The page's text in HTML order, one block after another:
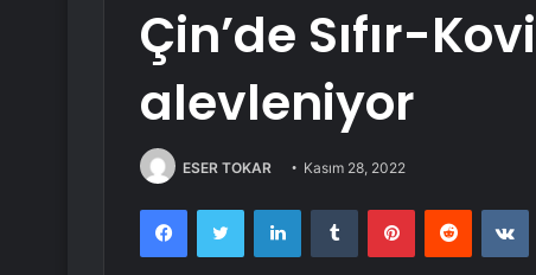
Çin’de Sıfır-
alevleniyor
ESER TOKAR Kasım 28, 2022
FacebookTwitter LinkedInTumblr PinterestReddit